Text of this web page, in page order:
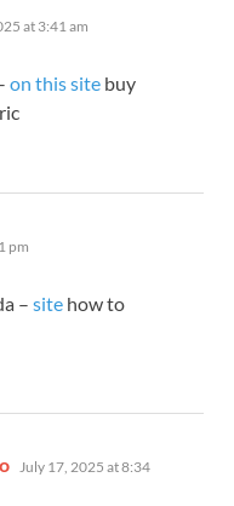
at 3:41 am
on this site buy
pm
– site how to
says:
July 17, 2025 at 8:34